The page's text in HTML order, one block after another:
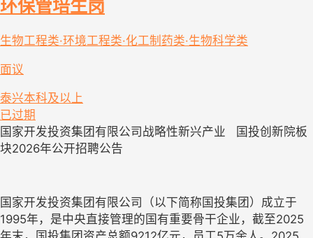
环保管培生岗
生物工程类·环境工程类·化工制药类·生物科学类
面议
泰兴本科及以上
已过期
国家开发投资集团有限公司战略性新兴产业
国投创新院板
块2026年公开招聘公告
国家开发投资集团有限公司（以下简称国投集团）成立于
1995年，是中央直接管理的国有重要骨干企业，截至2025